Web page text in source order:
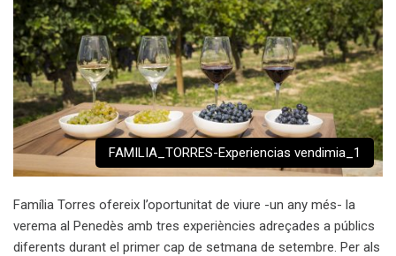
FAMILIA_TORRES-Experiencias vendimia_1
Família Torres ofereix l’oportunitat de viure -un any més- la
verema al Penedès amb tres experiències adreçades a públics
diferents durant el primer cap de setmana de setembre. Per als